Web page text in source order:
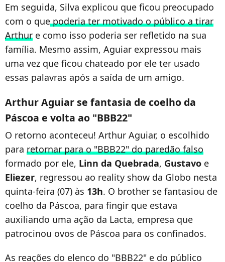
Em seguida, Silva explicou que ficou preocupado
com o quepoderia ter motivado o público a tirar
Arthur e como isso poderia ser refletido na sua
família. Mesmo assim, Aguiar expressou mais
uma vez que ficou chateado por ele ter usado
essas palavras após a saída de um amigo.
Arthur Aguiar se fantasia de coelho da
Páscoa e volta ao "BBB22"
O retorno aconteceu! Arthur Aguiar, o escolhido
para retornar para o "BBB22" do paredão falso
formado por ele, Linn da Quebrada, Gustavo e
Eliezer, regressou ao reality show da Globo nesta
quinta-feira (07) às 13h. O brother se fantasiou de
coelho da Páscoa, para fingir que estava
auxiliando uma ação da Lacta, empresa que
patrocinou ovos de Páscoa para os confinados.
As reações do elenco do "BBB22" e do público